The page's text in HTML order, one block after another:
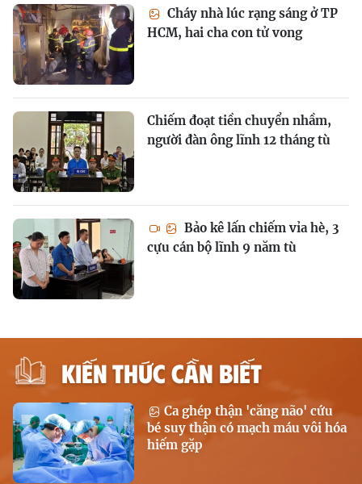
Cháy nhà lúc rạng sáng ở TP
HCM, hai cha con tử vong
Chiếm đoạt tiền chuyển nhầm,
người đàn ông lĩnh 12 tháng tù
Bảo kê lấn chiếm vỉa hè, 3
cựu cán bộ lĩnh 9 năm tù
KIẾN THỨC CẦN BIẾT
Ca ghép thận 'căng não' cứu
bé suy thận có mạch máu vôi hóa
hiếm gặp